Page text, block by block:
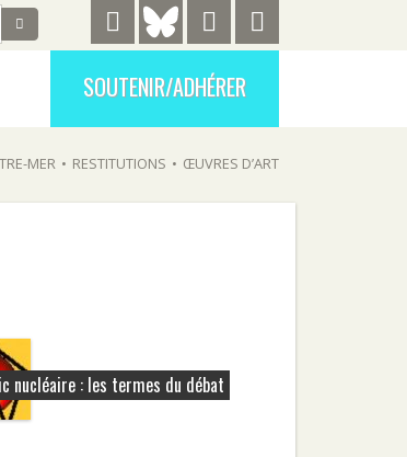
SOUTENIR/ADHÉRER
MER • RESTITUTIONS • ŒUVRES D’ART
nucléaire : les termes du débat